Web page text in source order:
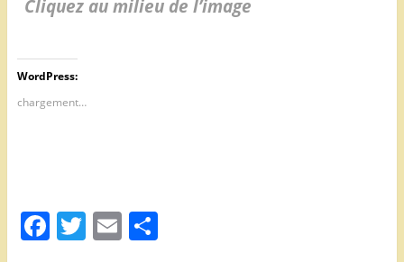
Cliquez au milieu de l’image
WordPress:
chargement…
F
a
T
w
E
m
P
ar